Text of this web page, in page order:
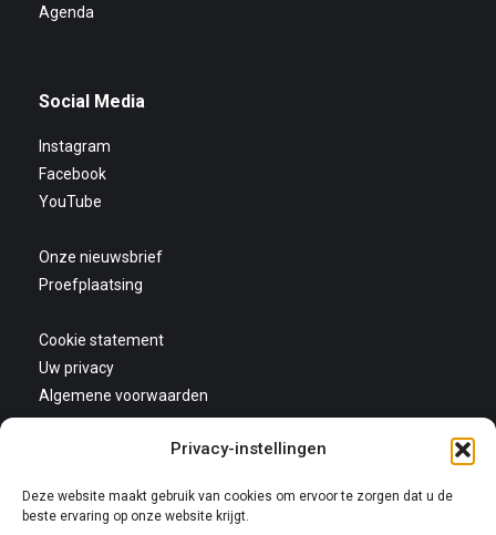
Privacy-instellingen
Deze website maakt gebruik van cookies om ervoor te zorgen dat u de
beste ervaring op onze website krijgt.
Agenda
Social Media
Instagram
Facebook
YouTube
Onze nieuwsbrief
Proefplaatsing
Cookie statement
Uw privacy
Algemene voorwaarden